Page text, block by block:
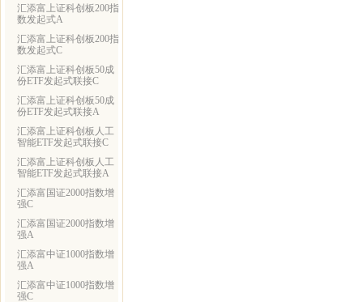
汇添富上证科创板200指
数发起式A
汇添富上证科创板200指
数发起式C
汇添富上证科创板50成
份ETF发起式联接C
汇添富上证科创板50成
份ETF发起式联接A
汇添富上证科创板人工
智能ETF发起式联接C
汇添富上证科创板人工
智能ETF发起式联接A
汇添富国证2000指数增
强C
汇添富国证2000指数增
强A
汇添富中证1000指数增
强A
汇添富中证1000指数增
强C